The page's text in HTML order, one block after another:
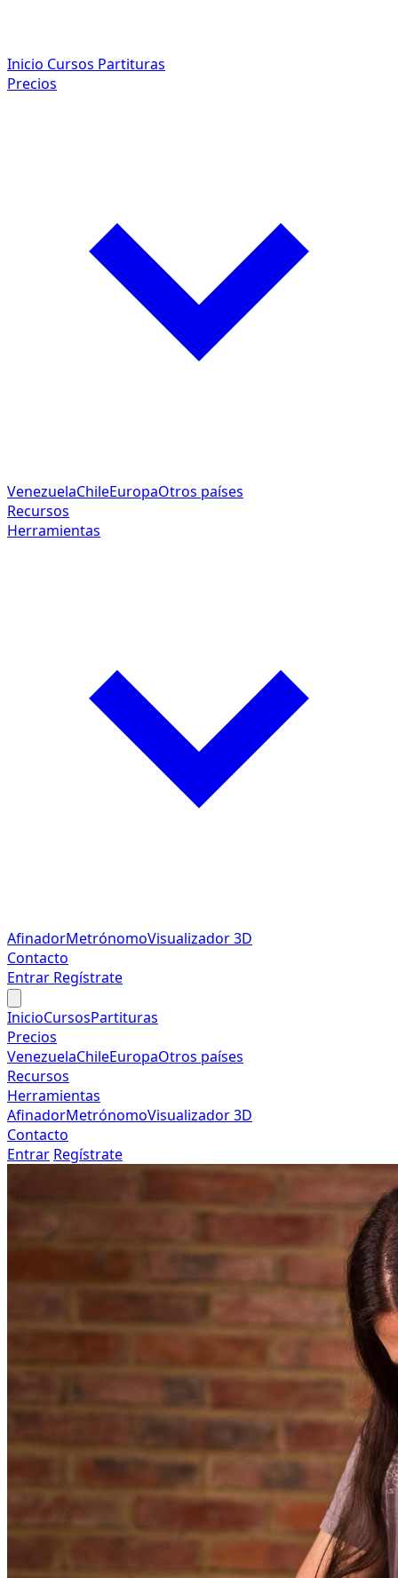
Inicio Cursos Partituras
Precios
VenezuelaChileEuropaOtros países
Recursos
Herramientas
AfinadorMetrónomoVisualizador 3D
Contacto
Entrar Regístrate
InicioCursosPartituras
Precios
VenezuelaChileEuropaOtros países
Recursos
Herramientas
AfinadorMetrónomoVisualizador 3D
Contacto
Entrar Regístrate